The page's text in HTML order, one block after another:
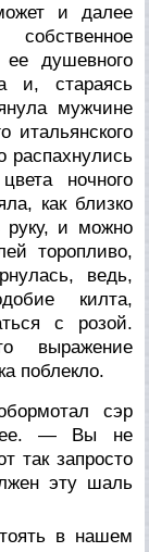
и далее
душевного
и, стараясь
мужчине
итальянского
распахнулись
ночного
как близко
руку, и можно
торопливо,
ведь,
килта,
с розой.
выражение
поблекло.
сэр
— Вы не
так запросто
эту шаль
в нашем